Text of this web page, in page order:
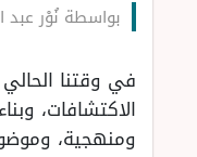
بواسطة نُوْر عبد
في وقتنا
الاكتشافات،
ومنهجية،